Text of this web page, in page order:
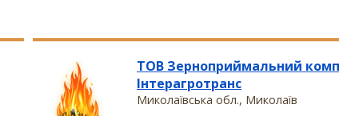
ТОВ Зерноприймальний
Інтерагротранс
Миколаївська обл., Миколаїв